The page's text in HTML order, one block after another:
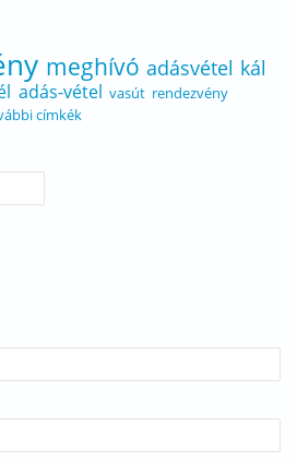
meghívó adásvétel kál
adás-vétel vasút rendezvény
címkék